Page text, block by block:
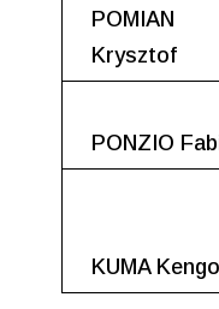
POMIAN
Krysztof
PONZIO
KUMA Kengo